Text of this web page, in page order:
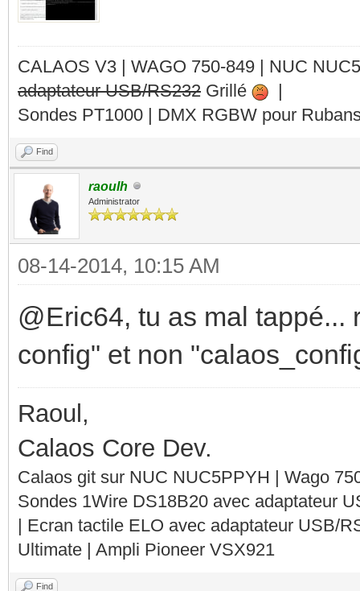
CALAOS V3 | WAGO 750-849 | NUC
adaptateur USB/RS232 Grillé
|
Sondes PT1000 | DMX RGBW pour
Find
raoulh
Administrator
08-14-2014, 10:15 AM
@Eric64, tu as mal tappé...
config" et non
Raoul,
Calaos Core Dev.
Calaos git sur NUC NUC5PPYH | Wago
Sondes 1Wire DS18B20 avec adaptateur
| Ecran tactile ELO avec adaptateur USB/
Ultimate | Ampli Pioneer VSX921
Find